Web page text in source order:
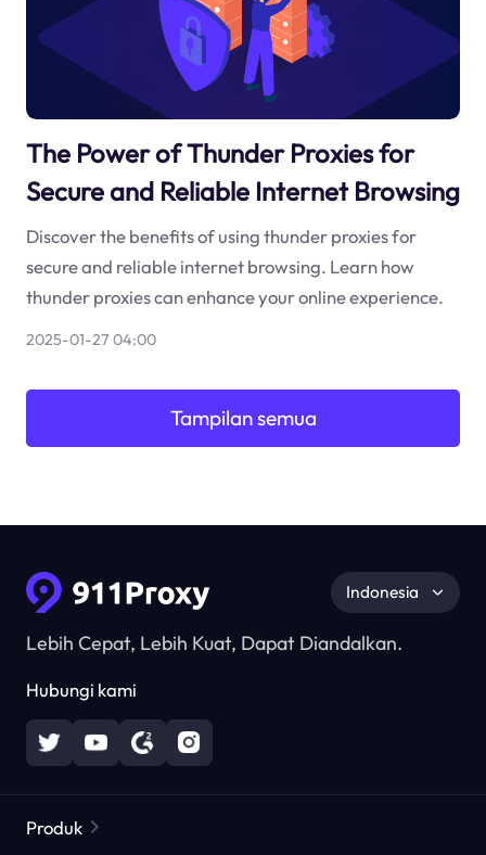
The Power of Thunder Proxies for
Secure and Reliable Internet Browsing
Discover the benefits of using thunder proxies for
secure and reliable internet browsing. Learn how
thunder proxies can enhance your online experience.
2025-01-27 04:00
Tampilan semua
Lebih Cepat, Lebih Kuat, Dapat Diandalkan.
Hubungi kami
Indonesia
Produk